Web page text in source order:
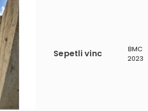
Sepetli vinc
BMC
2023